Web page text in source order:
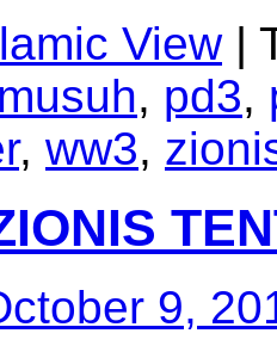
View |
musuh, pd3,
, ww3,
9,